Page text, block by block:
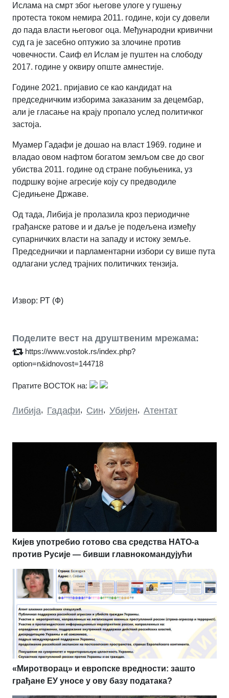
Ислама на смрт због његове улоге у гушењу
протеста током немира 2011. године, који су довели
до пада власти његовог оца. Међународни кривични
суд га је засебно оптужио за злочине против
човечности. Саиф ел Ислам је пуштен на слободу
2017. године у оквиру опште амнестије.
Године 2021. пријавио се као кандидат на
председничким изборима заказаним за децембар,
али је гласање на крају пропало услед политичког
застоја.
Муамер Гадафи је дошао на власт 1969. године и
владао овом нафтом богатом земљом све до свог
убиства 2011. године од стране побуњеника, уз
подршку војне агресије коју су предводиле
Сједињене Државе.
Од тада, Либија је пролазила кроз периодичне
грађанске ратове и и даље је подељена између
супарничких власти на западу и истоку земље.
Председнички и парламентарни избори су више пута
одлагани услед трајних политичких тензија.
Извор: РТ (Ф)
Поделите вест на друштвеним мрежама:
https://www.vostok.rs/index.php?
option=n&idnovost=144718
Пратите ВОСТОК на:
Либија, Гадафи, Син, Убијен, Атентат
Кијев употребио готово сва средства НАТО-а
против Русије — бивши главнокомандујући
«Миротворац» и европске вредности: зашто
грађане ЕУ уносе у ову базу података?